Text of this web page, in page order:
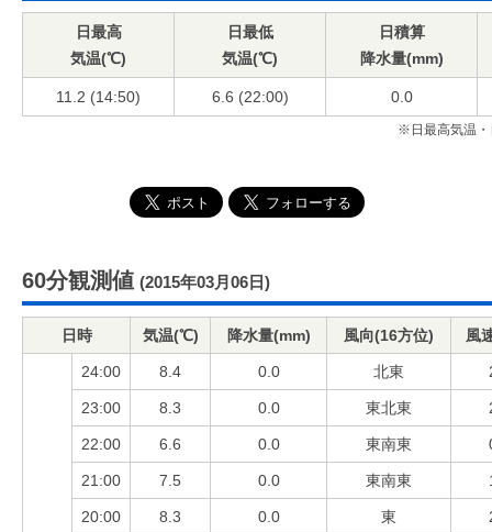
日最高
気温(℃)
日最低
気温(℃)
日積算
降水量(mm)
11.2 (14:50) 6.6 (22:00) 0.0
※日最高気温・
60分観測値 (2015年03月06日)
日時 気温(℃) 降水量(mm) 風向(16方位) 風
24:00 8.4 0.0 北東
23:00 8.3 0.0 東北東
22:00 6.6 0.0 東南東
21:00 7.5 0.0 東南東
20:00 8.3 0.0 東